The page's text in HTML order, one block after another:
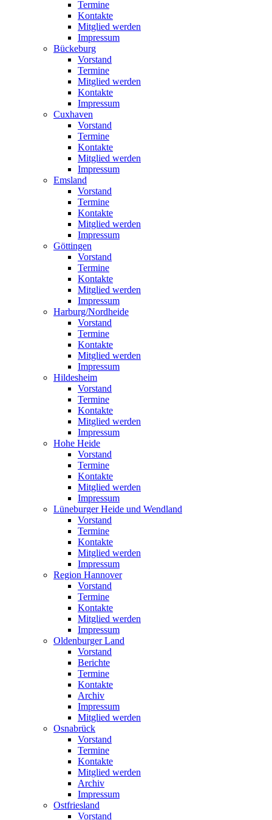
Termine
Kontakte
Mitglied werden
Impressum
Bückeburg
Vorstand
Termine
Mitglied werden
Kontakte
Impressum
Cuxhaven
Vorstand
Termine
Kontakte
Mitglied werden
Impressum
Emsland
Vorstand
Termine
Kontakte
Mitglied werden
Impressum
Göttingen
Vorstand
Termine
Kontakte
Mitglied werden
Impressum
Harburg/Nordheide
Vorstand
Termine
Kontakte
Mitglied werden
Impressum
Hildesheim
Vorstand
Termine
Kontakte
Mitglied werden
Impressum
Hohe Heide
Vorstand
Termine
Kontakte
Mitglied werden
Impressum
Lüneburger Heide und Wendland
Vorstand
Termine
Kontakte
Mitglied werden
Impressum
Region Hannover
Vorstand
Termine
Kontakte
Mitglied werden
Impressum
Oldenburger Land
Vorstand
Berichte
Termine
Kontakte
Archiv
Impressum
Mitglied werden
Osnabrück
Vorstand
Termine
Kontakte
Mitglied werden
Archiv
Impressum
Ostfriesland
Vorstand